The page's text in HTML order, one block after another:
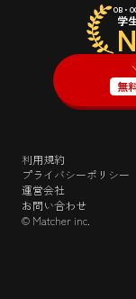
OB・
学
無
© Matcher inc.
利用規約
プライバシーポリシー
運営会社
お問い合わせ